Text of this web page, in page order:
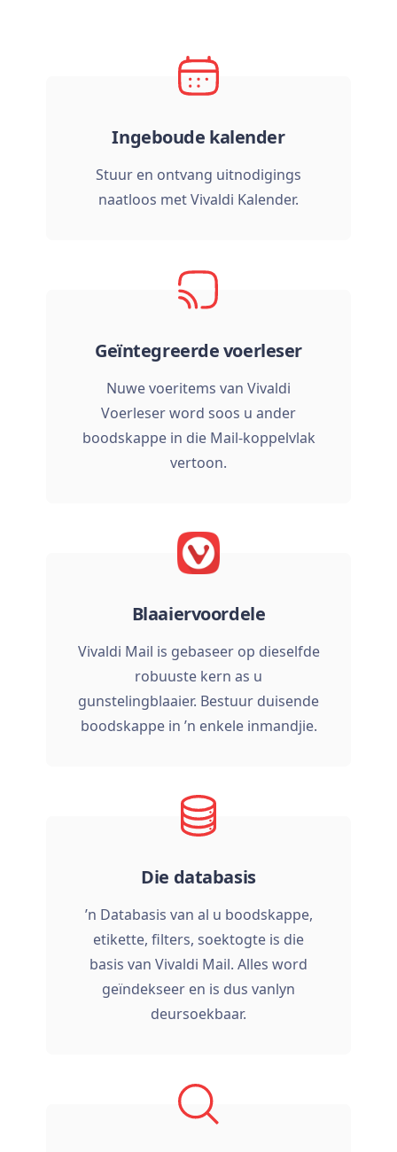
Ingeboude kalender
Stuur en ontvang uitnodigings
naatloos met Vivaldi Kalender.
Geïntegreerde voerleser
Nuwe voeritems van Vivaldi
Voerleser word soos u ander
boodskappe in die Mail-koppelvlak
vertoon.
Blaaiervoordele
Vivaldi Mail is gebaseer op dieselfde
robuuste kern as u
gunstelingblaaier. Bestuur duisende
boodskappe in ’n enkele inmandjie.
Die databasis
’n Databasis van al u boodskappe,
etikette, filters, soektogte is die
basis van Vivaldi Mail. Alles word
geïndekseer en is dus vanlyn
deursoekbaar.